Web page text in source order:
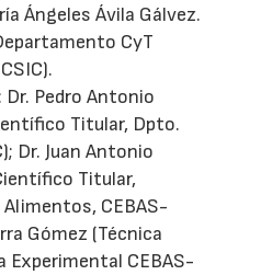
Ángeles Ávila Gálvez.
CyT
: Dr. Pedro Antonio
Titular, Dpto.
Dr. Juan Antonio
Titular,
CEBAS-
Gómez (Técnica
Experimental CEBAS-